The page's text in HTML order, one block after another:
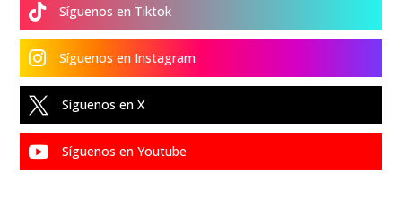
 Síguenos en Tiktok
 Síguenos en Instagram
 Síguenos en X
 Síguenos en Youtube